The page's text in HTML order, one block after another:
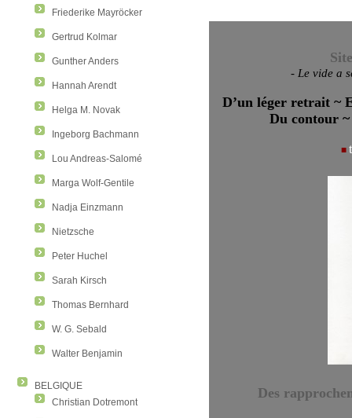
Friederike Mayröcker
Gertrud Kolmar
Gunther Anders
Hannah Arendt
Helga M. Novak
Ingeborg Bachmann
Lou Andreas-Salomé
Marga Wolf-Gentile
Nadja Einzmann
Nietzsche
Peter Huchel
Sarah Kirsch
Thomas Bernhard
W. G. Sebald
Walter Benjamin
BELGIQUE
Christian Dotremont
- Le vide a
D’un léger retrait ~
Du contour
■
Des